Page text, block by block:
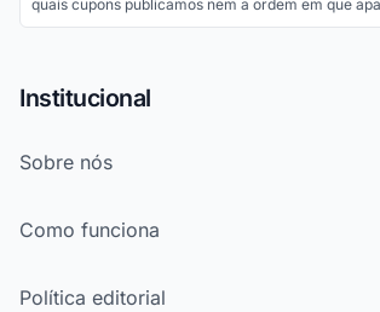
quais cupons publicamos nem a ordem em que
Institucional
Sobre nós
Como funciona
Política editorial